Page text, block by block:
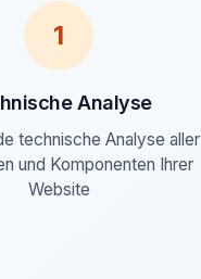
1
Analyse
technische Analyse aller
und Komponenten Ihrer
Website